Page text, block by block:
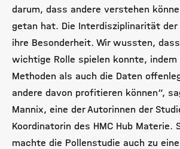
darum, dass andere verstehen
getan hat. Die Interdisziplinarität
ihre Besonderheit. Wir wussten,
wichtige Rolle spielen konnte,
Methoden als auch die Daten
andere davon profitieren können“,
Mannix, eine der Autorinnen der
Koordinatorin des HMC Hub Materie.
machte die Pollenstudie auch zu